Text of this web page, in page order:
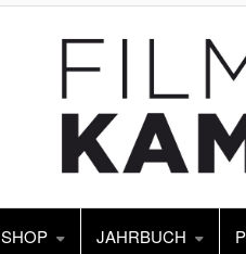
SHOP JAHRBUCH